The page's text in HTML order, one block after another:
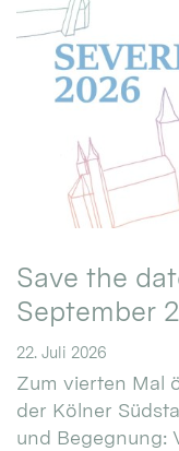
Save the
September
22. Juli 2026
Zum vierten Mal
der Kölner
und Begegnung: